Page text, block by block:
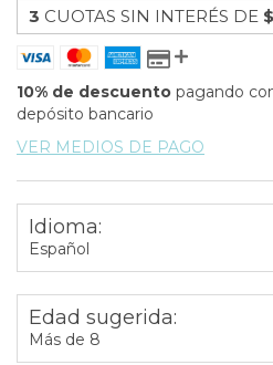
3 CUOTAS SIN INTERÉS DE
10% de descuento pagando
depósito bancario
VER MEDIOS DE PAGO
Idioma:
Español
Edad sugerida:
Más de 8